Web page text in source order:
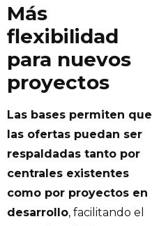
Más
flexibilidad
para nuevos
proyectos
Las bases permiten que
las ofertas puedan ser
respaldadas tanto por
centrales existentes
como por proyectos en
desarrollo, facilitando el